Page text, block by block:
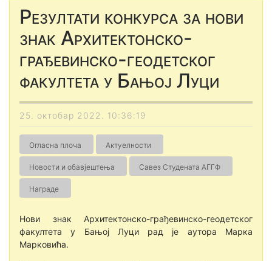
Резултати конкурса за нови
знак Архитeктонско-
грађeвинско-гeодeтског
факултeта у Бањој Луци
25. октобар 2022. 10:36:19
Огласна плоча Актуелности
Новости и обавјештења Савез Студената АГГФ
Награде
Нови знак Архитeктонско-грађeвинско-гeодeтског
факултeта у Бањој Луци рад је аутора Марка
Марковића.